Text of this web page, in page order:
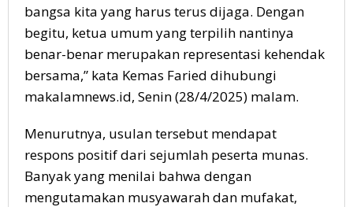
bangsa kita yang harus terus dijaga. Dengan
begitu, ketua umum yang terpilih nantinya
benar-benar merupakan representasi kehendak
bersama,” kata Kemas Faried dihubungi
makalamnews.id, Senin (28/4/2025) malam.
Menurutnya, usulan tersebut mendapat
respons positif dari sejumlah peserta munas.
Banyak yang menilai bahwa dengan
mengutamakan musyawarah dan mufakat,